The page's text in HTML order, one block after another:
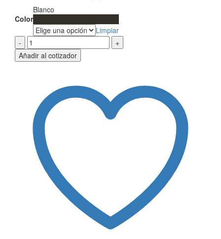
Color
Blanco
Limpiar
Plaqueta
Atenea
Plus
bastidor
módulos
cantidad
Añadir al cotizador